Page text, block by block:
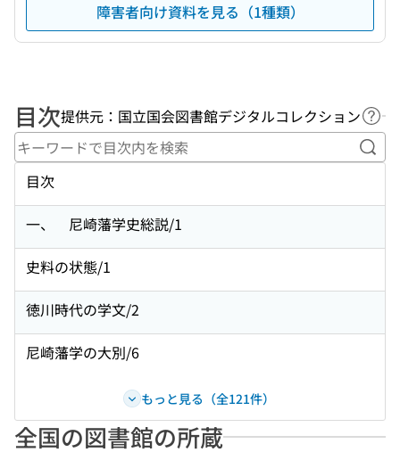
障害者向け資料を見る（1種類）
目次提供元：国立国会図書館デジタルコレクション ヘ
キ
目次
一、 尼崎藩学史総説/1
史料の状態/1
徳川時代の学文/2
尼崎藩学の大別/6
もっと見る（全121件）
全国の図書館の所蔵